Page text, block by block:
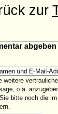
zur
abgeben
weitere
o.ä.
bitte noch die